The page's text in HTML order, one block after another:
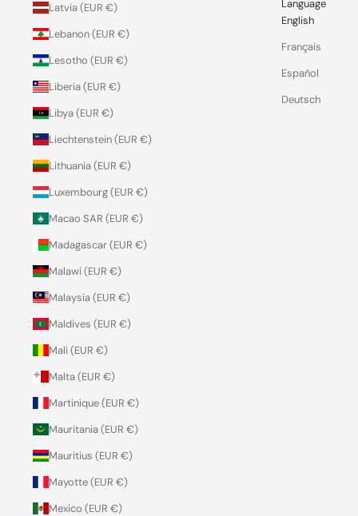
Latvia (EUR €)
Lebanon (EUR €)
Lesotho (EUR €)
Liberia (EUR €)
Libya (EUR €)
Liechtenstein (EUR €)
Lithuania (EUR €)
Luxembourg (EUR €)
Macao SAR (EUR €)
Madagascar (EUR €)
Malawi (EUR €)
Malaysia (EUR €)
Maldives (EUR €)
Mali (EUR €)
Malta (EUR €)
Martinique (EUR €)
Mauritania (EUR €)
Mauritius (EUR €)
Mayotte (EUR €)
Mexico (EUR €)
Language
English
Français
Español
Deutsch